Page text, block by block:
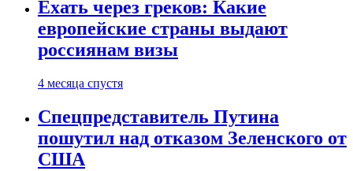
Ехать через греков: Какие
европейские страны выдают
россиянам визы
4 месяца спустя
Спецпредставитель Путина
пошутил над отказом Зеленского от
США